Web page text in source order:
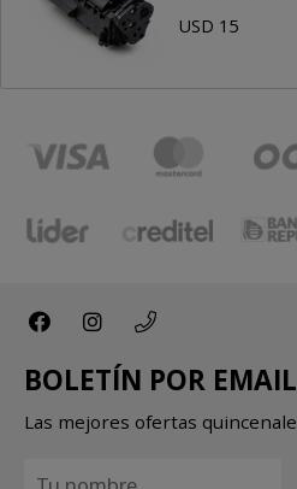
USD 15
BOLETÍN POR EMAIL
Las mejores ofertas